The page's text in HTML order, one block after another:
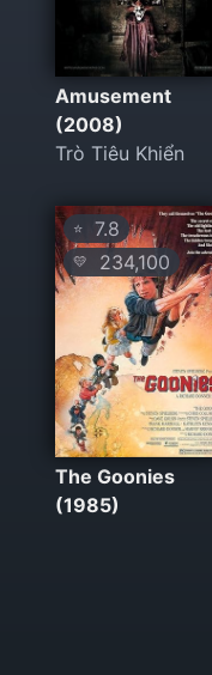
Amusement
(2008)
Trò Tiêu Khiển
⭐ 7.8
💛 234,100
The Goonies
(1985)